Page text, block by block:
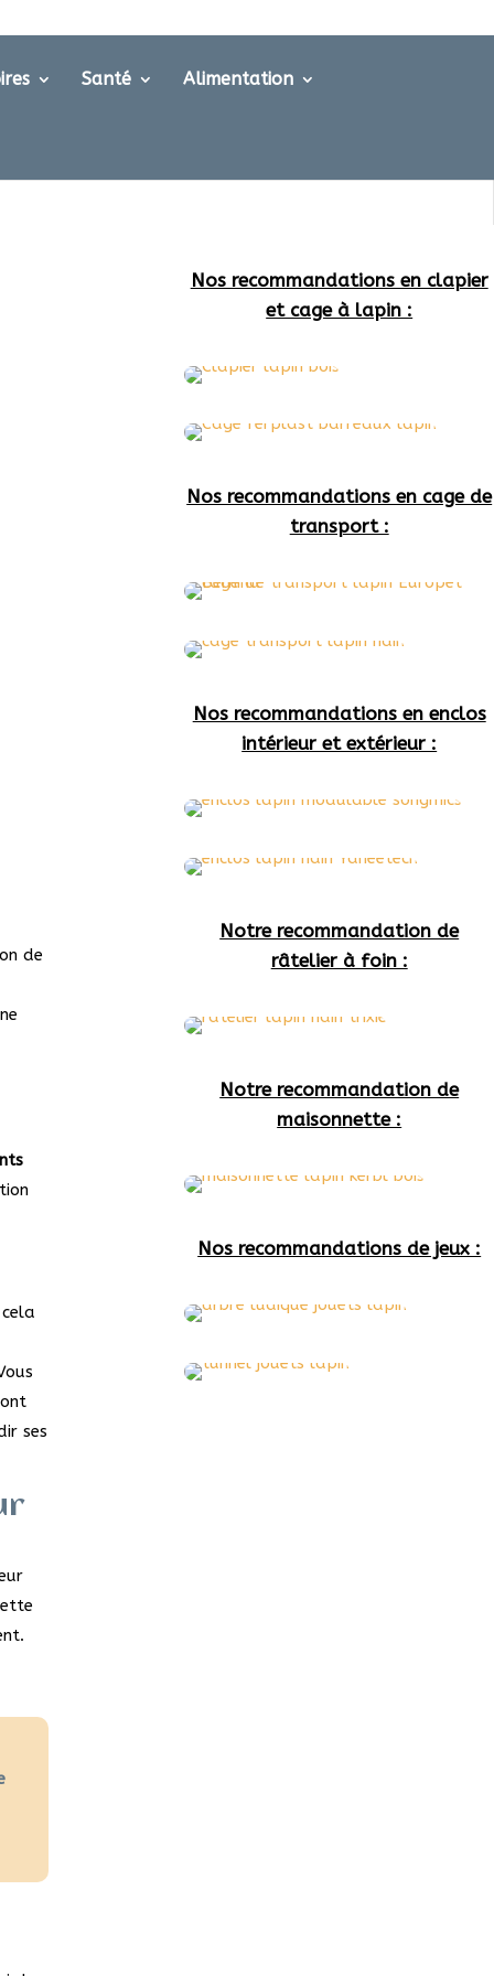
Santé Alimentation
de
ses
Nos recommandations en clapier
et cage à lapin :
Nos recommandations en cage de
transport :
Nos recommandations en enclos
intérieur et extérieur :
Notre recommandation de
râtelier à foin :
Notre recommandation de
maisonnette :
Nos recommandations de jeux :